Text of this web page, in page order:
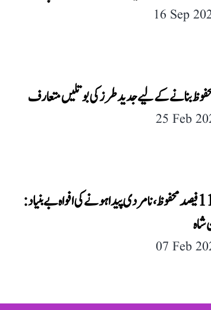
16 Sep
بنانے کے لیے جدید طرز کی بوتلیں متعارف
25 Feb
کورونا ویکسین 110 فیصد محفوظ، نامردی پیدا ہونے کی افواہ بے بنیاد:
07 Feb